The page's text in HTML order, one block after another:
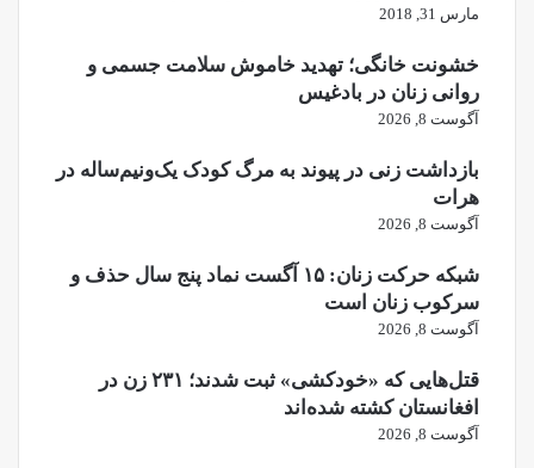
مارس 31, 2018
خشونت خانگی؛ تهدید خاموش سلامت جسمی و
روانی زنان در بادغیس
آگوست 8, 2026
بازداشت زنی در پیوند به مرگ کودک یک‌ونیم‌ساله در
هرات
آگوست 8, 2026
شبکه حرکت زنان: ۱۵ آگست نماد پنج سال حذف و
سرکوب زنان است
آگوست 8, 2026
قتل‌هایی که «خودکشی» ثبت شدند؛ ۲۳۱ زن در
افغانستان کشته شده‌اند
آگوست 8, 2026